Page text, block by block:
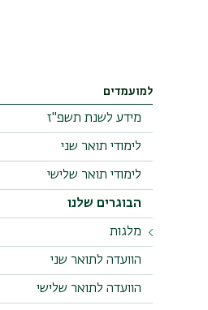
למועמדים
מידע לשנת תשפ"ז
לימודי תואר שני
לימודי תואר שלישי
הבוגרים שלנו
מלגות
קול קורא למלגה על
בסיס סוציואקונומי
לשנת הלימודים תשפ"ז
הוועדה לתואר שני
הוועדה לתואר שלישי